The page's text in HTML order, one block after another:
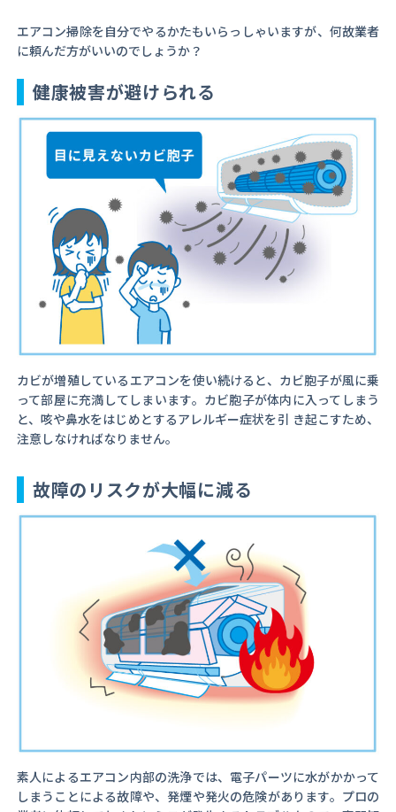
エアコン掃除を自分でやるかたもいらっしゃいますが、何故業者
に頼んだ方がいいのでしょうか？
健康被害が避けられる
カビが増殖しているエアコンを使い続けると、カビ胞子が風に乗
って部屋に充満してしまいます。カビ胞子が体内に入ってしまう
と、咳や鼻水をはじめとするアレルギー症状を引 き起こすため、
注意しなければなりません。
故障のリスクが大幅に減る
素人によるエアコン内部の洗浄では、電子パーツに水がかかって
しまうことによる故障や、発煙や発火の危険があります。プロの